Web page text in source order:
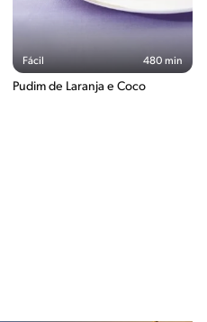
Fácil 480 min
Pudim de Laranja e Coco